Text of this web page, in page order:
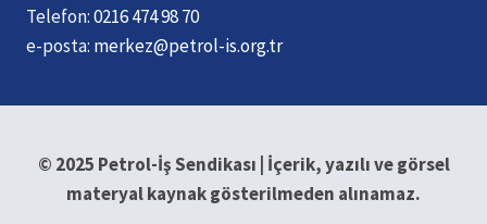
Telefon:0216 474 98 70
e-posta: merkez@petrol-is.org.tr
© 2025 Petrol-İş Sendikası | İçerik, yazılı ve görsel
materyal kaynak gösterilmeden alınamaz.